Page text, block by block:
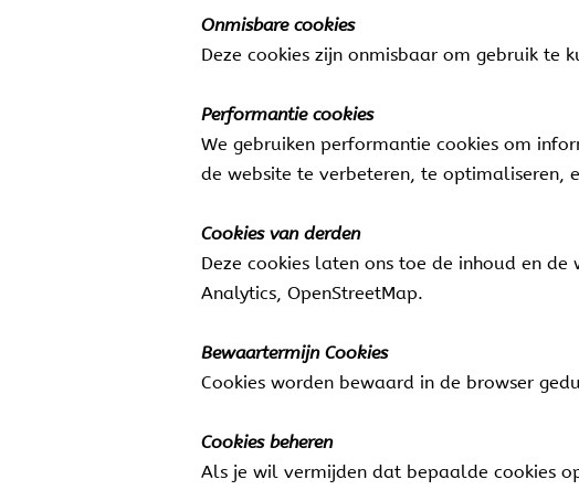
Onmisbare cookies
Deze cookies zijn onmisbaar om gebruik te
Performantie cookies
We gebruiken performantie cookies om
de website te verbeteren, te optimaliseren,
Cookies van derden
Deze cookies laten ons toe de inhoud en
Analytics, OpenStreetMap.
Bewaartermijn Cookies
Cookies worden bewaard in de browser
Cookies beheren
Als je wil vermijden dat bepaalde cookies